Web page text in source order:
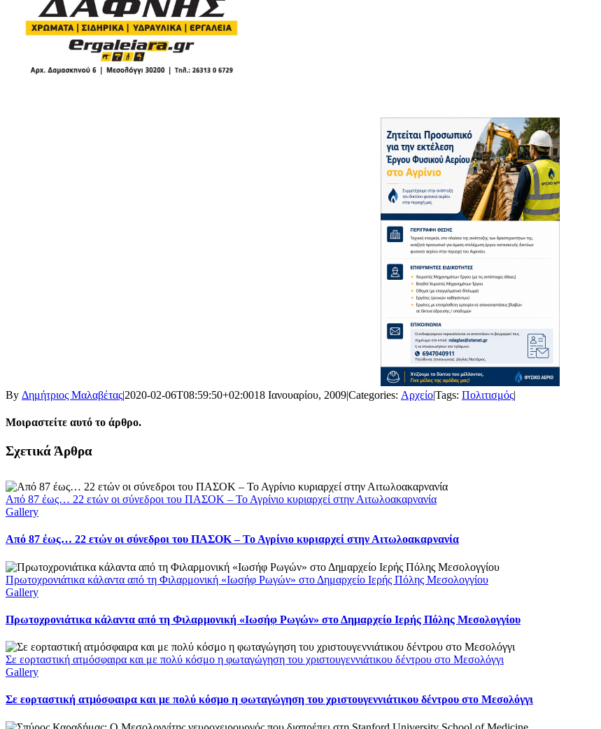
By Δημήτριος Μαλαβέτας|2020-02-06T08:59:50+02:0018 Ιανουαρίου, 2009|Categories: Αρχείο|Tags: Πολιτισμός|
Μοιραστείτε αυτό το άρθρο.
Facebook
X
LinkedIn
WhatsApp
Email
Σχετικά Άρθρα
Από 87 έως… 22 ετών οι σύνεδροι του ΠΑΣΟΚ – Το Αγρίνιο κυριαρχεί στην Αιτωλοακαρνανία
Gallery
Από 87 έως… 22 ετών οι σύνεδροι του ΠΑΣΟΚ – Το Αγρίνιο κυριαρχεί στην Αιτωλοακαρνανία
Πρωτοχρονιάτικα κάλαντα από τη Φιλαρμονική «Ιωσήφ Ρωγών» στο Δημαρχείο Ιερής Πόλης Μεσολογγίου
Gallery
Πρωτοχρονιάτικα κάλαντα από τη Φιλαρμονική «Ιωσήφ Ρωγών» στο Δημαρχείο Ιερής Πόλης Μεσολογγίου
Σε εορταστική ατμόσφαιρα και με πολύ κόσμο η φωταγώγηση του χριστουγεννιάτικου δέντρου στο Μεσολόγγι
Gallery
Σε εορταστική ατμόσφαιρα και με πολύ κόσμο η φωταγώγηση του χριστουγεννιάτικου δέντρου στο Μεσολόγγι